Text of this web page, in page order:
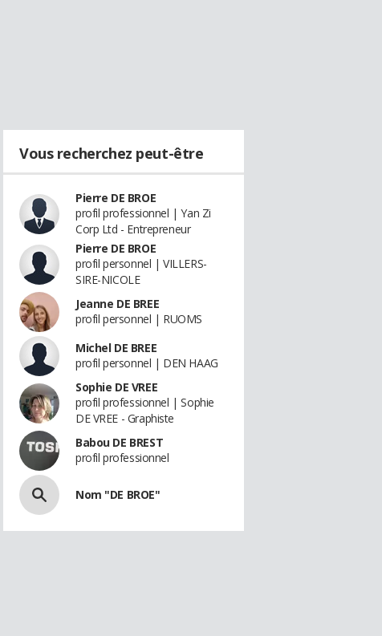
Vous recherchez peut-être
Pierre DE BROE
profil professionnel | Yan Zi
Corp Ltd - Entrepreneur
Pierre DE BROE
profil personnel | VILLERS-
SIRE-NICOLE
Jeanne DE BREE
profil personnel | RUOMS
Michel DE BREE
profil personnel | DEN HAAG
Sophie DE VREE
profil professionnel | Sophie
DE VREE - Graphiste
Babou DE BREST
profil professionnel
Nom "DE BROE"